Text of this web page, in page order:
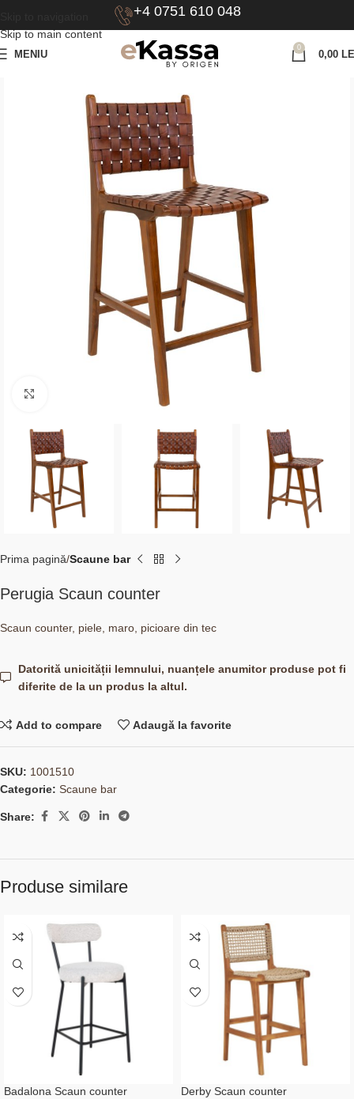
Skip to main content
+4 0751 610 048
MENIU
0
0,00
Prima pagină Scaune bar
Perugia Scaun counter
Scaun counter, piele, maro, picioare din tec
Datorită unicității lemnului, nuanțele anumitor produse pot fi
diferite de la un produs la altul.
Add to compare Adaugă la favorite
SKU: 1001510
Categorie: Scaune bar
Share:
Produse similare
Badalona Scaun counter Derby Scaun counter